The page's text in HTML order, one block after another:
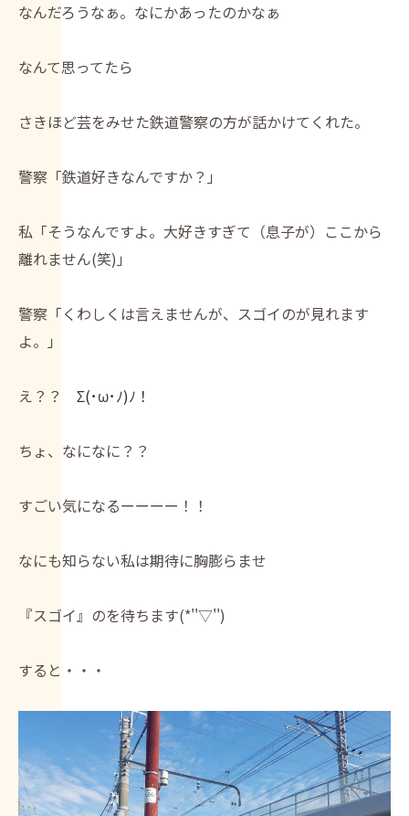
なんだろうなぁ。なにかあったのかなぁ
なんて思ってたら
さきほど芸をみせた鉄道警察の方が話かけてくれた。
警察「鉄道好きなんですか？」
私「そうなんですよ。大好きすぎて（息子が）ここから
離れません(笑)」
警察「くわしくは言えませんが、スゴイのが見れます
よ。」
え？？ Σ(･ω･ﾉ)ﾉ！
ちょ、なになに？？
すごい気になるーーーー！！
なにも知らない私は期待に胸膨らませ
『スゴイ』のを待ちます(*''▽'')
すると・・・